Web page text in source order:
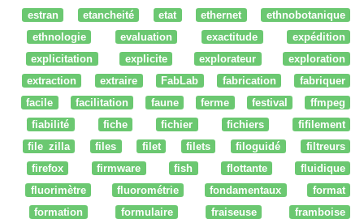
estran
etancheité etat ethernet
ethnobotanique
ethnologie
evaluation exactitude
expédition
explicitation
explicite explorateur
exploration
extraction
extraire FabLab fabrication
fabriquer
facile
facilitation faune ferme festival
ffmpeg
fiabilité
fiche fichier fichiers
fifilement
file zilla
files filet filets filoguidé
filtreurs
firefox
firmware fish flottante
fluidique
fluorimètre
fluorométrie fondamentaux
format
formation
formulaire fraiseuse
framboise